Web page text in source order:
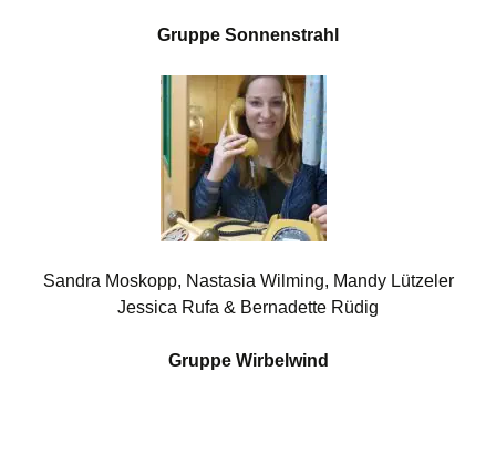
Gruppe Sonnenstrahl
Sandra Moskopp, Nastasia Wilming, Mandy Lützeler
Jessica Rufa & Bernadette Rüdig
Gruppe Wirbelwind